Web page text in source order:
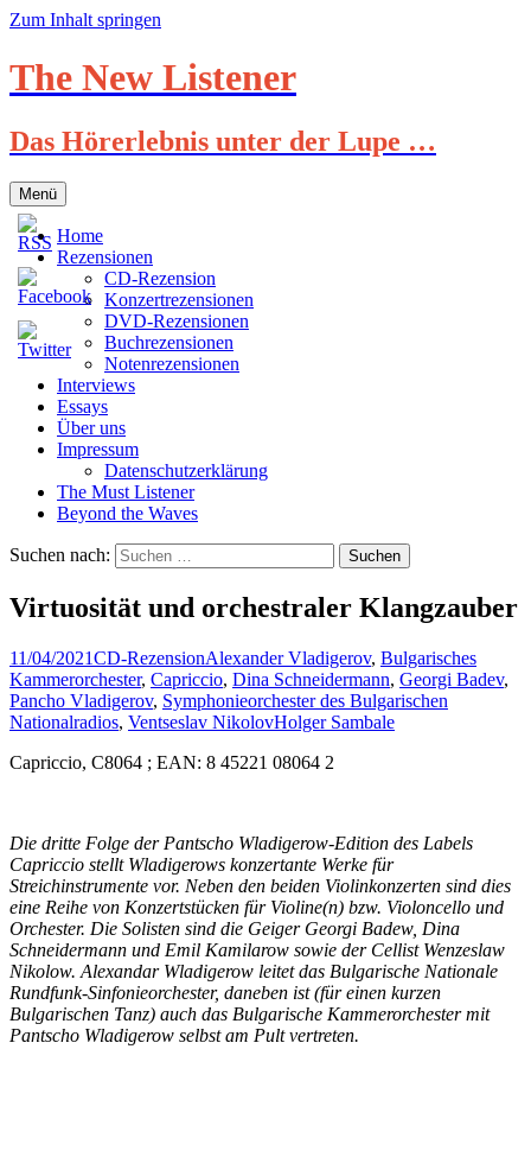
Zum Inhalt springen
The New Listener
Das Hörerlebnis unter der Lupe …
Menü
Home
Rezensionen
CD-Rezension
Konzertrezensionen
DVD-Rezensionen
Buchrezensionen
Notenrezensionen
Interviews
Essays
Über uns
Impressum
Datenschutzerklärung
The Must Listener
Beyond the Waves
Suchen nach:
Virtuosität und orchestraler Klangzauber
11/04/2021CD-RezensionAlexander Vladigerov, Bulgarisches
Kammerorchester, Capriccio, Dina Schneidermann, Georgi Badev,
Pancho Vladigerov, Symphonieorchester des Bulgarischen
Nationalradios, Ventseslav NikolovHolger Sambale
Capriccio, C8064 ; EAN: 8 45221 08064 2
Die dritte Folge der Pantscho Wladigerow-Edition des Labels
Capriccio stellt Wladigerows konzertante Werke für
Streichinstrumente vor. Neben den beiden Violinkonzerten sind dies
eine Reihe von Konzertstücken für Violine(n) bzw. Violoncello und
Orchester. Die Solisten sind die Geiger Georgi Badew, Dina
Schneidermann und Emil Kamilarow sowie der Cellist Wenzeslaw
Nikolow. Alexandar Wladigerow leitet das Bulgarische Nationale
Rundfunk-Sinfonieorchester, daneben ist (für einen kurzen
Bulgarischen Tanz) auch das Bulgarische Kammerorchester mit
Pantscho Wladigerow selbst am Pult vertreten.